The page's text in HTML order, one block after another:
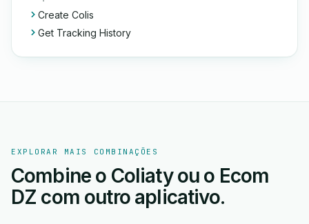
Create Colis
Get Tracking History
EXPLORAR MAIS COMBINAÇÕES
Combine o Coliaty ou o Ecom
DZ com outro aplicativo.